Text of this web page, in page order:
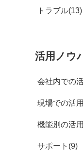
トラブル(13)
活用ノウ
会社内での
現場での活
機能別の活
サポート(9)